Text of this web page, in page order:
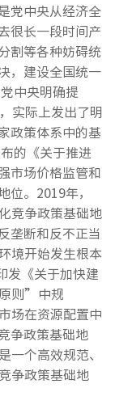
党中央从经济全
很长一段时间产
割等各种妨碍统
，建设全国统一
中央明确提
实际上发出了明
政策体系中的基
的《关于推进
市场价格监管和
。2019年，
竞争政策基础地
垄断和反不正当
境开始发生根本
发《关于加快建
则”中规
场在资源配置中
争政策基础地
个高效规范、
争政策基础地